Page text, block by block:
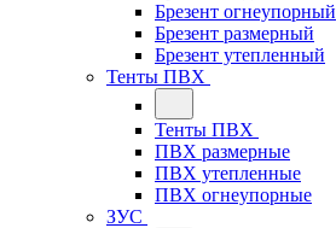
Брезент огнеупорный
Брезент размерный
Брезент утепленный
Тенты ПВХ
Тенты ПВХ
ПВХ размерные
ПВХ утепленные
ПВХ огнеупорные
ЗУС